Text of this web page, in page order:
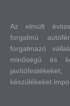
Az elmúlt
forgalmú
forgalmazó
minőségű és
készülékeket